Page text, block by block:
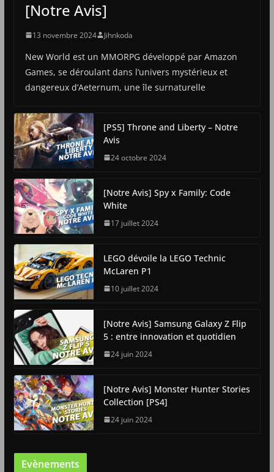
[Notre Avis]
13 novembre 2024 Jihnkoda
New World est un MMORPG développé par Amazon
Games, se déroulant dans l’univers mystérieux et
dangereux d’Aeternum, une île surnaturelle
[PS5] Throne and Liberty – Notre
Avis
24 octobre 2024
[Notre Avis] Spy x Family: Code
White
17 juillet 2024
LEGO dévoile la LEGO Technic
McLaren P1
10 juillet 2024
[Notre Avis] Samsung Galaxy Z Flip
5 : entre innovation et quotidien
24 juin 2024
[Notre Avis] Monster Hunter Stories
Collection [PS4]
24 juin 2024
Evènements